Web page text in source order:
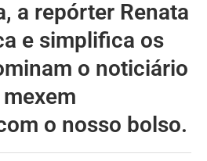
a repórter Renata
e simplifica os
o noticiário
o nosso bolso.